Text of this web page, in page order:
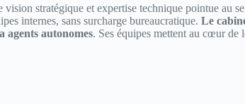
stratégique et expertise technique pointue au
internes, sans surcharge bureaucratique. Le
agents autonomes. Ses équipes mettent au cœur